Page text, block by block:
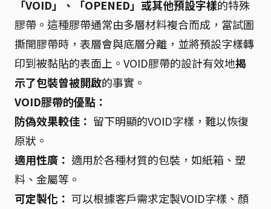
「VOID」、「OPENED」或其他預設字樣的特殊
膠帶。這種膠帶通常由多層材料複合而成，當試圖
撕開膠帶時，表層會與底層分離，並將預設字樣轉
印到被黏貼的表面上。VOID膠帶的設計有效地揭
示了包裝曾被開啟的事實。
VOID膠帶的優點：
防偽效果較佳： 留下明顯的VOID字樣，難以恢復
原狀。
適用性廣： 適用於各種材質的包裝，如紙箱、塑
料、金屬等。
可定製化： 可以根據客戶需求定製VOID字樣、顏